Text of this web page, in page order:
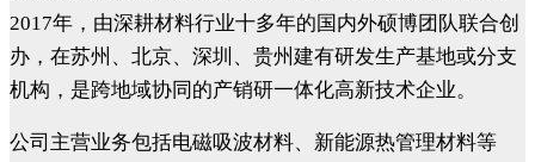
2017年，由深耕材料行业十多年的国内外硕博团队联合创
办，在苏州、北京、深圳、贵州建有研发生产基地或分支
机构，是跨地域协同的产销研一体化高新技术企业。
公司主营业务包括电磁吸波材料、新能源热管理材料等